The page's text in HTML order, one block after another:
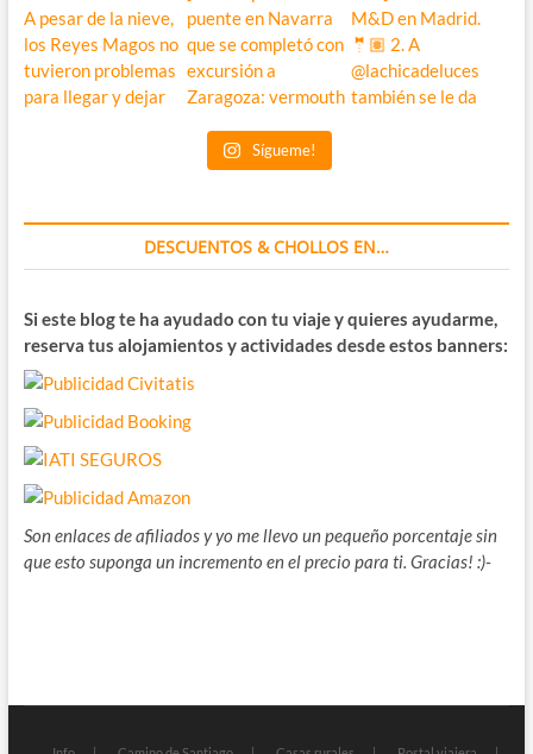
Sígueme!
DESCUENTOS & CHOLLOS EN…
Si este blog te ha ayudado con tu viaje y quieres ayudarme,
reserva tus alojamientos y actividades desde estos banners:
Son enlaces de afiliados y yo me llevo un pequeño porcentaje sin
que esto suponga un incremento en el precio para ti. Gracias! :)-